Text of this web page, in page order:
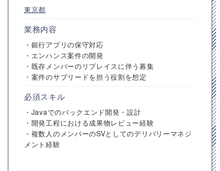
東京都
業務内容
・銀行アプリの保守対応
・エンハンス案件の開発
・既存メンバーのリプレイスに伴う募集
・案件のサブリードを担う役割を想定
必須スキル
・Javaでのバックエンド開発・設計
・開発工程における成果物レビュー経験
・複数人のメンバーのSVとしてのデリバリーマネジ
メント経験